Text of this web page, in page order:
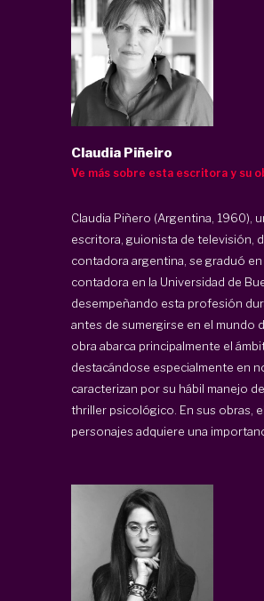
Claudia Piñeiro
Ve más sobre esta escritora y su
Claudia Piñero (Argentina, 1960),
escritora, guionista de televisión,
contadora argentina, se graduó
contadora en la Universidad de
desempeñando esta profesión
antes de sumergirse en el mundo
obra abarca principalmente el
destacándose especialmente en
caracterizan por su hábil manejo
thriller psicológico. En sus obras,
personajes adquiere una